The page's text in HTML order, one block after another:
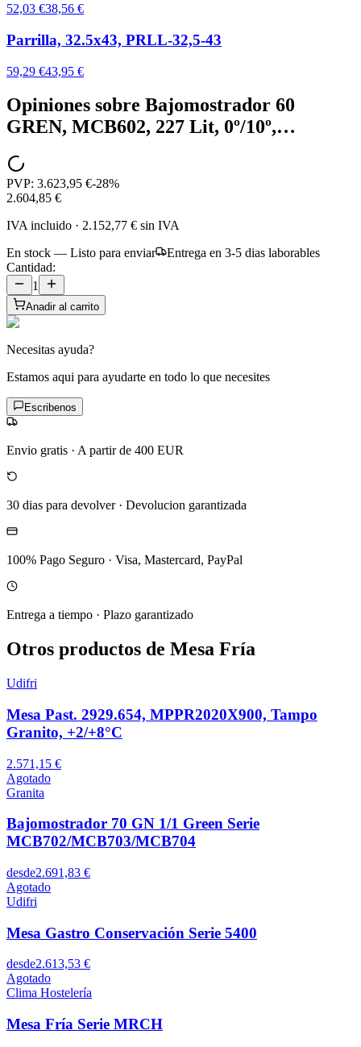
52,03 €38,56 €
Parrilla, 32.5x43, PRLL-32,5-43
59,29 €43,95 €
Opiniones sobre Bajomostrador 60
GREN, MCB602, 227 Lit, 0º/10º,…
PVP: 3.623,95 €-28%
2.604,85 €
IVA incluido · 2.152,77 € sin IVA
En stock — Listo para enviar
Entrega en 3-5 dias laborables
Cantidad:
1
Anadir al carrito
Necesitas ayuda?
Estamos aqui para ayudarte en todo lo que necesites
Escribenos
Envio gratis · A partir de 400 EUR
30 dias para devolver· Devolucion garantizada
100% Pago Seguro · Visa, Mastercard, PayPal
Entrega a tiempo · Plazo garantizado
Otros productos de Mesa Fría
Udifri
Mesa Past. 2929.654, MPPR2020X900, Tampo
Granito, +2/+8°C
2.571,15 €
Agotado
Granita
Bajomostrador 70 GN 1/1 Green Serie
MCB702/MCB703/MCB704
desde2.691,83 €
Agotado
Udifri
Mesa Gastro Conservación Serie 5400
desde2.613,53 €
Agotado
Clima Hostelería
Mesa Fría Serie MRCH